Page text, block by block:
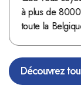
à plus de
toute la
Découvrez